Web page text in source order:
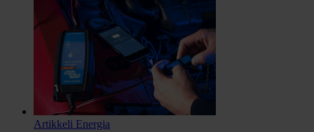
Artikkeli Energia